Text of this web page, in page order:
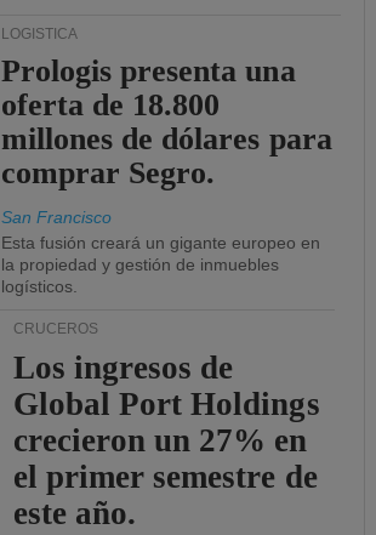
LOGÍSTICA
Prologis presenta una
oferta de 18.800
millones de dólares para
comprar Segro.
San Francisco
Esta fusión creará un gigante europeo en
la propiedad y gestión de inmuebles
logísticos.
CRUCEROS
Los ingresos de
Global Port Holdings
crecieron un 27% en
el primer semestre de
este año.